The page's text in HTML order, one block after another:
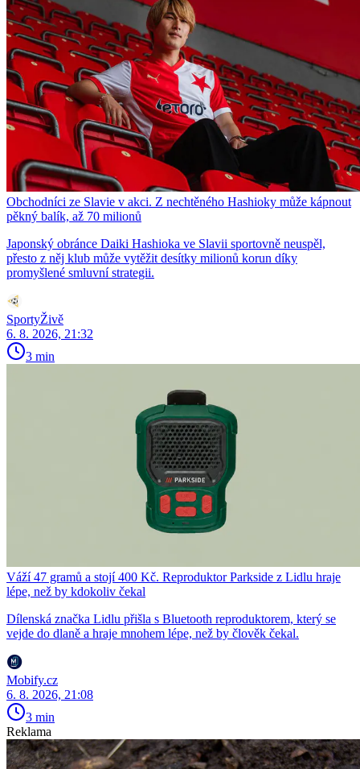
Obchodníci ze Slavie v akci. Z nechtěného Hashioky může kápnout
pěkný balík, až 70 milionů
Japonský obránce Daiki Hashioka ve Slavii sportovně neuspěl,
přesto z něj klub může vytěžit desítky milionů korun díky
promyšlené smluvní strategii.
SportyŽivě
6. 8. 2026, 21:32
3 min
Váží 47 gramů a stojí 400 Kč. Reproduktor Parkside z Lidlu hraje
lépe, než by kdokoliv čekal
Dílenská značka Lidlu přišla s Bluetooth reproduktorem, který se
vejde do dlaně a hraje mnohem lépe, než by člověk čekal.
Mobify.cz
6. 8. 2026, 21:08
3 min
Reklama